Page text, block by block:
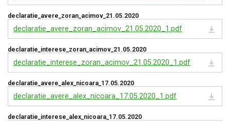
declaratie_avere_zoran_acimov_21.05.2020
declaratie_avere_zoran_acimov_21.05.2020_1.pdf
declaratie_interese_zoran_acimov_21.05.2020
declaratie_interese_zoran_acimov_21.05.2020_1.pdf
declaratie_avere_alex_nicoara_17.05.2020
declaratie_avere_alex_nicoara_17.05.2020_1.pdf
declaratie_interese_alex_nicoara_17.05.2020